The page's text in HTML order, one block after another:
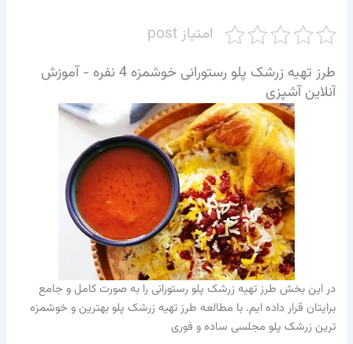
امتیاز post
طرز تهیه زرشک پلو رستورانی خوشمزه 4 نفره - آموزش
آنلاین آشپزی
در این بخش طرز تهیه زرشک پلو رستورانی را به صورت کامل و جامع
برایتان قرار داده ایم. با مطالعه طرز تهیه زرشک پلو بهترین و خوشمزه
ترین زرشک پلو مجلسی ساده و فوری